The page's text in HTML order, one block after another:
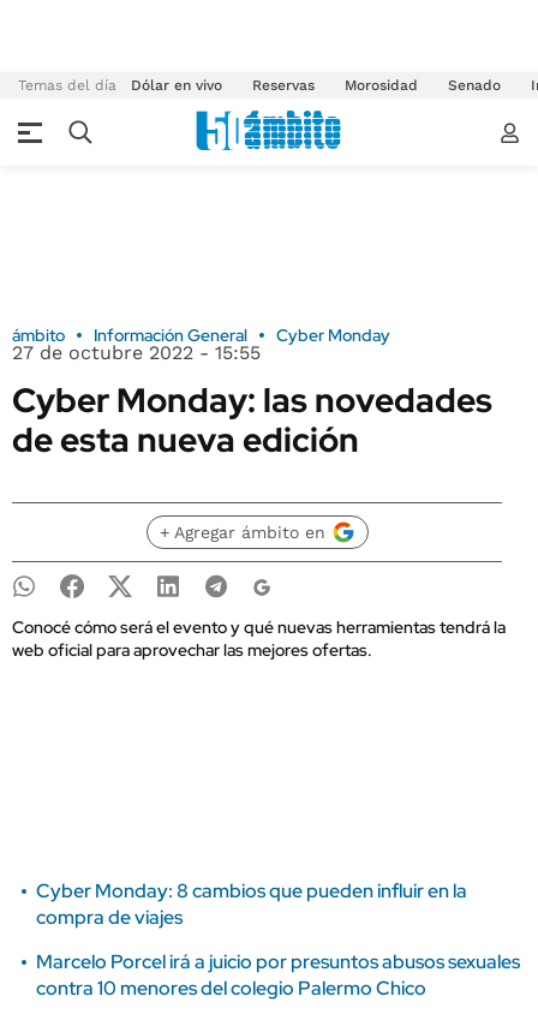
Temas del día Dólar en vivo Reservas Morosidad Senado
ámbito Información General Cyber Monday
27 de octubre 2022 - 15:55
Cyber Monday: las novedades
de esta nueva edición
+ Agregar ámbito en
Conocé cómo será el evento y qué nuevas herramientas tendrá la
web oficial para aprovechar las mejores ofertas.
Cyber Monday: 8 cambios que pueden influir en la
compra de viajes
Marcelo Porcel irá a juicio por presuntos abusos sexuales
contra 10 menores del colegio Palermo Chico